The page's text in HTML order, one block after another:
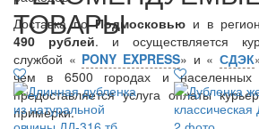
Доставка поПодмосковью и в
490 рублей. и осуществляется
службой « PONY EXPRESS» и « СДЭК
чем в 6500 городах и населенных
предоставляется услуга оплаты
примерки.
ТОВАРЫ